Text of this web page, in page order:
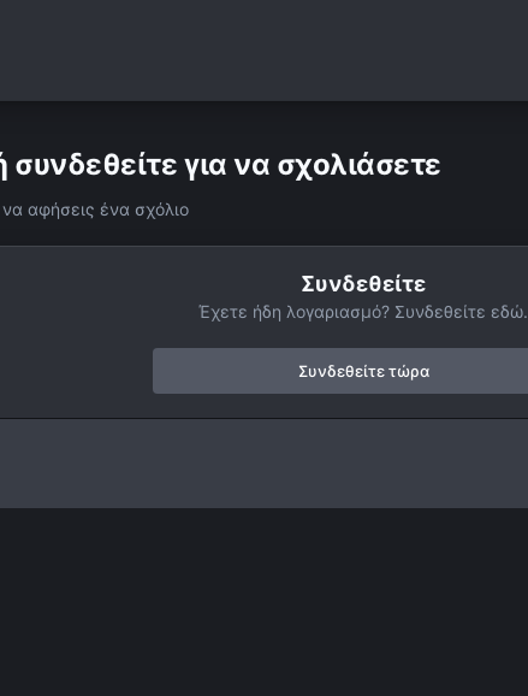
για να σχολιάσετε
αφήσεις ένα σχόλιο
Συνδεθείτε
Έχετε ήδη λογαριασμό? Συνδεθείτε εδώ.
Συνδεθείτε τώρα